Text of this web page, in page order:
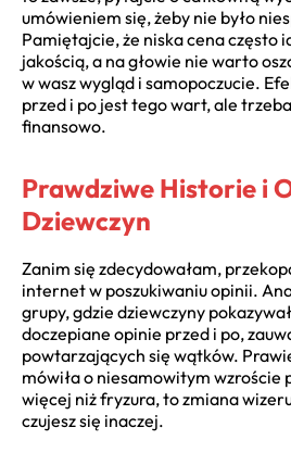
umówieniem się, żeby nie było
Pamiętajcie, że niska cena często
jakością, a na głowie nie warto
w wasz wygląd i samopoczucie.
przed i po jest tego wart, ale
finansowo.
Prawdziwe Historie i
Dziewczyn
Zanim się zdecydowałam,
internet w poszukiwaniu opinii.
grupy, gdzie dziewczyny
doczepiane opinie przed i po,
powtarzających się wątków.
mówiła o niesamowitym wzroście
więcej niż fryzura, to zmiana
czujesz się inaczej.